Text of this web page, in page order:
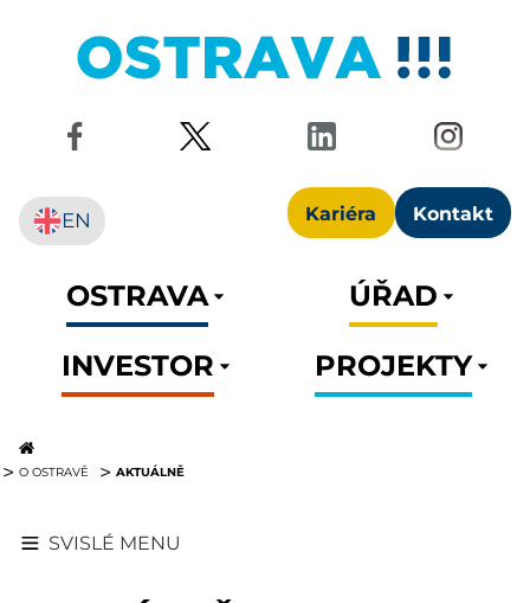
Kariéra Kontakt
EN
OSTRAVA
ÚŘAD
INVESTOR
PROJEKTY
O OSTRAVĚ AKTUÁLNĚ
SVISLÉ MENU